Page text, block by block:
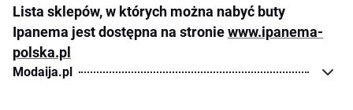
Lista sklepów, w których można nabyć buty
Ipanema jest dostępna na stroniewww.ipanema-
polska.pl
Modaija.pl